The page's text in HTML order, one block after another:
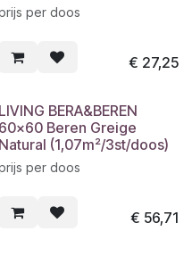
per doos
€ 27,25
LIVING BERA&BEREN
60x60 Beren Greige
Natural (1,07m²/3st/doos)
per doos
€ 56,71